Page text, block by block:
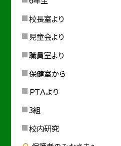
校長室より
児童会より
職員室より
保健室から
ＰＴＡより
3組
校内研究